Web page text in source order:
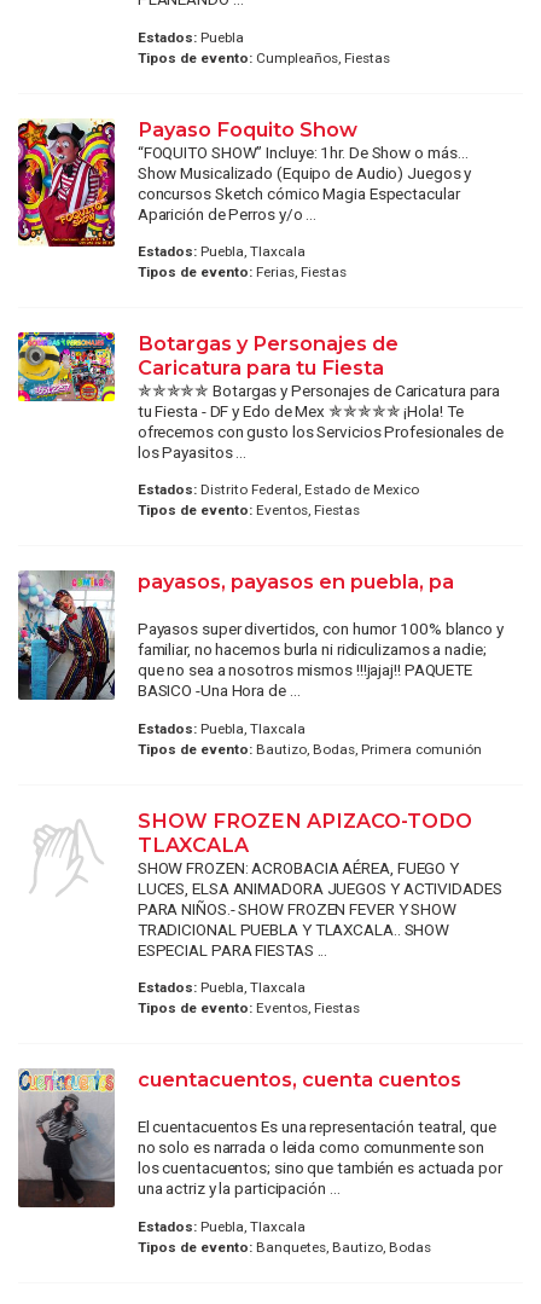
Estados:Puebla
Tipos de evento:Cumpleaños, Fiestas
Payaso Foquito Show
“FOQUITO SHOW” Incluye: 1hr. De Show o más…
Show Musicalizado (Equipo de Audio) Juegos y
concursos Sketch cómico Magia Espectacular
Aparición de Perros y/o ...
Estados:Puebla, Tlaxcala
Tipos de evento:Ferias, Fiestas
Botargas y Personajes de
Caricatura para tu Fiesta
✯✯✯✯✯ Botargas y Personajes de Caricatura para
tu Fiesta - DF y Edo de Mex ✯✯✯✯✯ ¡Hola! Te
ofrecemos con gusto los Servicios Profesionales de
los Payasitos ...
Estados:Distrito Federal, Estado de Mexico
Tipos de evento:Eventos, Fiestas
payasos, payasos en puebla, pa
Payasos super divertidos, con humor 100% blanco y
familiar, no hacemos burla ni ridiculizamos a nadie;
que no sea a nosotros mismos !!!jajaj!! PAQUETE
BASICO -Una Hora de ...
Estados:Puebla, Tlaxcala
Tipos de evento:Bautizo, Bodas, Primera comunión
SHOW FROZEN APIZACO-TODO
TLAXCALA
SHOW FROZEN: ACROBACIA AÉREA, FUEGO Y
LUCES, ELSA ANIMADORA JUEGOS Y ACTIVIDADES
PARA NIÑOS.- SHOW FROZEN FEVER Y SHOW
TRADICIONAL PUEBLA Y TLAXCALA.. SHOW
ESPECIAL PARA FIESTAS ...
Estados:Puebla, Tlaxcala
Tipos de evento:Eventos, Fiestas
cuentacuentos, cuenta cuentos
El cuentacuentos Es una representación teatral, que
no solo es narrada o leida como comunmente son
los cuentacuentos; sino que también es actuada por
una actriz y la participación ...
Estados:Puebla, Tlaxcala
Tipos de evento:Banquetes, Bautizo, Bodas